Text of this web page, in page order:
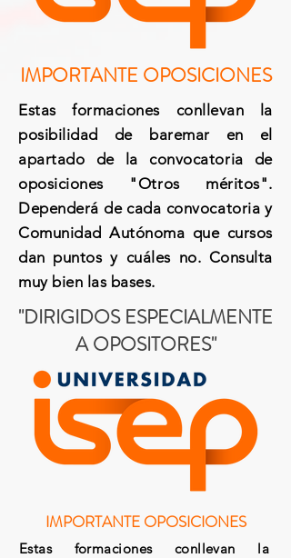
IMPORTANTE OPOSICIONES
Estas formaciones conllevan la
posibilidad de baremar en el
apartado de la convocatoria de
oposiciones "Otros méritos".
Dependerá de cada convocatoria y
Comunidad Autónoma que cursos
dan puntos y cuáles no. Consulta
muy bien las bases.
"DIRIGIDOS ESPECIALMENTE
A OPOSITORES"
IMPORTANTE OPOSICIONES
Estas formaciones conllevan la